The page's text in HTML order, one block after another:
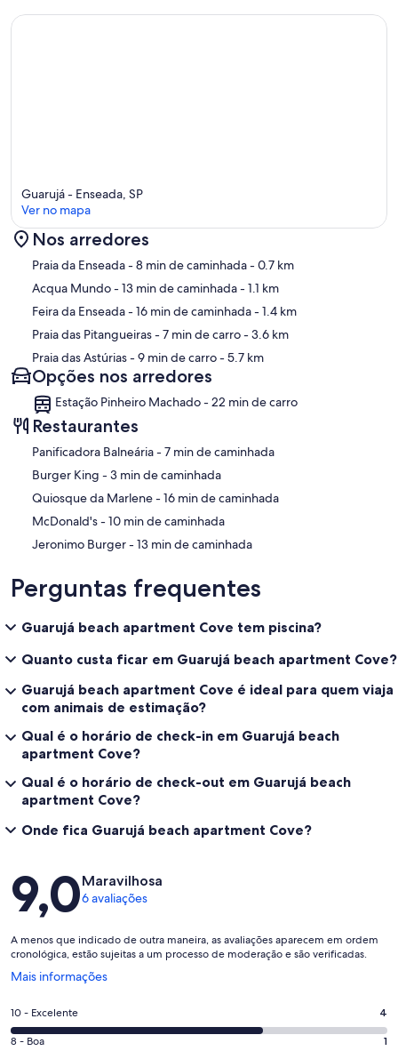
Mapa
Guarujá - Enseada, SP
Ver no mapa
Nos arredores
Praia da Enseada- 8 min de caminhada- 0.7 km
Acqua Mundo- 13 min de caminhada- 1.1 km
Feira da Enseada- 16 min de caminhada- 1.4 km
Praia das Pitangueiras- 7 min de carro- 3.6 km
Praia das Astúrias- 9 min de carro- 5.7 km
Opções nos arredores
Estação Pinheiro Machado - 22 min de carro
Restaurantes
‪Panificadora Balneária - ‬7 min de caminhada
‪Burger King - ‬3 min de caminhada
‪Quiosque da Marlene - ‬16 min de caminhada
‪McDonald's - ‬10 min de caminhada
‪Jeronimo Burger - ‬13 min de caminhada
Perguntas frequentes
Guarujá beach apartment Cove tem piscina?
Quanto custa ficar em Guarujá beach apartment Cove?
Guarujá beach apartment Cove é ideal para quem viaja
com animais de estimação?
Qual é o horário de check-in em Guarujá beach
apartment Cove?
Qual é o horário de check-out em Guarujá beach
apartment Cove?
Onde fica Guarujá beach apartment Cove?
Avaliações
9,0Maravilhosa
6 avaliações
A menos que indicado de outra maneira, as avaliações aparecem em ordem
cronológica, estão sujeitas a um processo de moderação e são verificadas.
Mais informações
Abre
uma
nova
janela
Nota
10
10 - Excelente 4
Nota
8 - Boa 1